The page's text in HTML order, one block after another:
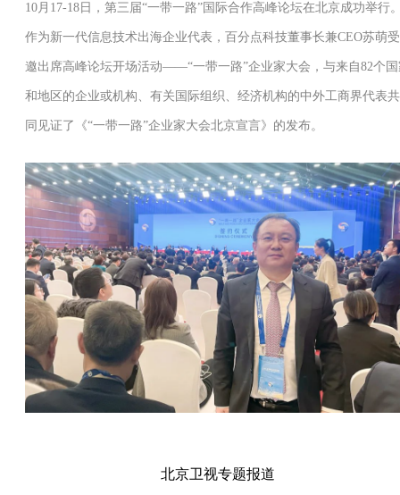
10月17-18日，第三届“一带一路”国际合作高峰论坛在北京成功举行
作为新一代信息技术出海企业代表，百分点科技董事长兼CEO苏萌受
邀出席高峰论坛开场活动——“一带一路”企业家大会，与来自82个
和地区的企业或机构、有关国际组织、经济机构的中外工商界代表共
同见证了《“一带一路”企业家大会北京宣言》的发布。
北京卫视专题报道